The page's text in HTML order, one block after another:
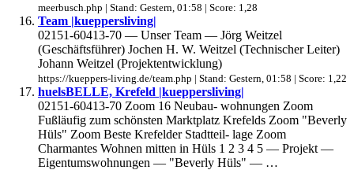
meerbusch.php | Stand: Gestern, 01:58 | Score: 1,28
Team |kueppersliving|
02151-60413-70 — Unser Team — Jörg Weitzel
(Geschäftsführer) Jochen H. W. Weitzel (Technischer Leiter)
Johann Weitzel (Projektentwicklung)
https://kueppers-living.de/team.php | Stand: Gestern, 01:58 | Score: 1,22
huelsBELLE, Krefeld |kueppersliving|
02151-60413-70 Zoom 16 Neubau- wohnungen Zoom
Fußläufig zum schönsten Marktplatz Krefelds Zoom "Beverly
Hüls" Zoom Beste Krefelder Stadtteil- lage Zoom
Charmantes Wohnen mitten in Hüls 1 2 3 4 5 — Projekt —
Eigentumswohnungen — "Beverly Hüls" — …